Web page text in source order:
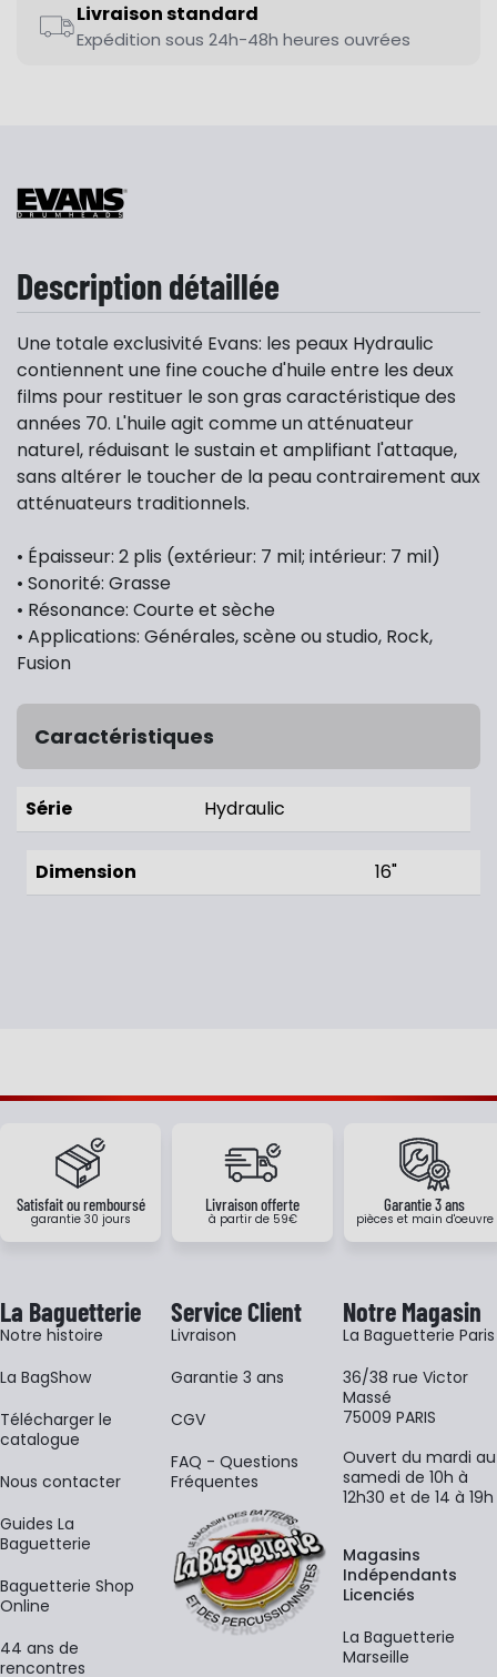
Livraison standard
Expédition sous 24h-48h heures ouvrées
Description détaillée
Une totale exclusivité Evans: les peaux Hydraulic
contiennent une fine couche d'huile entre les deux
films pour restituer le son gras caractéristique des
années 70. L'huile agit comme un atténuateur
naturel, réduisant le sustain et amplifiant l'attaque,
sans altérer le toucher de la peau contrairement aux
atténuateurs traditionnels.
• Épaisseur: 2 plis (extérieur: 7 mil; intérieur: 7 mil)
• Sonorité: Grasse
• Résonance: Courte et sèche
• Applications: Générales, scène ou studio, Rock,
Fusion
Caractéristiques
Série Hydraulic
Dimension 16"
Satisfait ou remboursé
garantie 30 jours
Livraison offerte
à partir de 59€
Garantie 3 ans
pièces et main d'oeuvre
La Baguetterie
Notre histoire
La BagShow
​Télécharger le
catalogue
Nous contacter
Guides La
Baguetterie
Baguetterie Shop
Online
44 ans de
rencontres
Service Client
Livraison
Garantie 3 ans
CGV
FAQ - Questions
Fréquentes
Notre Magasin
La Baguetterie Paris
36/38 rue Victor
Massé
75009 PARIS
Ouvert du mardi au
samedi de 10h à
12h30 et de 14 à 19h
Magasins
Indépendants
Licenciés
La Baguetterie
Marseille